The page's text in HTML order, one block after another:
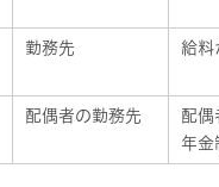
勤務先 給料
配偶者の勤務先
配偶
年金